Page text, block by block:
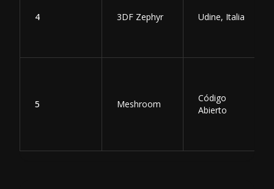
4 3DF Zephyr Udine, Italia
5 Meshroom
Código
Abierto